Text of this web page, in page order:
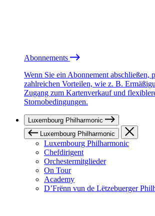
Abonnements
Wenn Sie ein Abonnement abschließen,
zahlreichen Vorteilen, wie z. B.
Zugang zum Kartenverkauf und
Stornobedingungen.
Luxembourg Philharmonic
Luxembourg Philharmonic
Luxembourg Philharmonic
Chefdirigent
Orchestermitglieder
On Tour
Academy
D’Frënn vun de Lëtzebuerger